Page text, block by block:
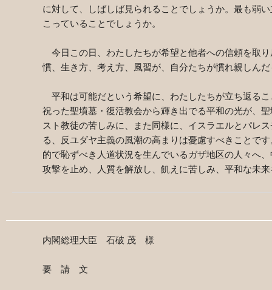
に対して、しばしば見られることでしょうか。最も弱
こっていることでしょうか。
今日この日、わたしたちが希望と他者への信頼を取
慣、生き方、考え方、風習が、自分たちが慣れ親しん
平和は可能だという希望に、わたしたちが立ち返る
祝った聖墳墓・復活教会から輝き出でる平和の光が、
スト教徒の苦しみに、また同様に、イスラエルとパレ
る、反ユダヤ主義の風潮の高まりは憂慮すべきことで
的で恥ずべき人道状況を生んでいるガザ地区の人々へ
攻撃を止め、人質を解放し、飢えに苦しみ、平和な未
内閣総理大臣 石破 茂 様
要 請 文